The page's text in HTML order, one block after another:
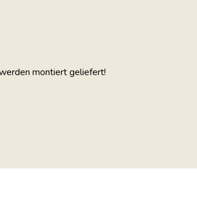
montiert geliefert!